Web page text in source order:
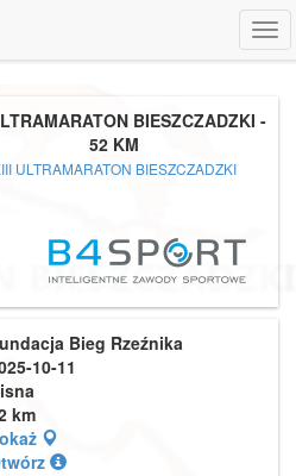
BIESZCZADZKI -
52 KM
ULTRAMARATON BIESZCZADZKI
Bieg Rzeźnika
10-11
km